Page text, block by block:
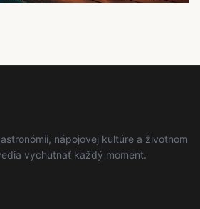
nápojovej kultúre a životnom
vychutnať každý moment.